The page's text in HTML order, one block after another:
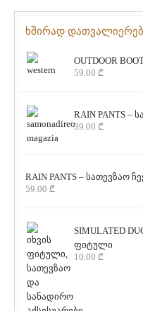
ხშირად
OUTDOOR
59.00 ₾
RAIN PANTS –
39.00 ₾
RAIN PANTS – სათევზაო
59.00 ₾
SIMULATED
ფიტული
10.00 ₾